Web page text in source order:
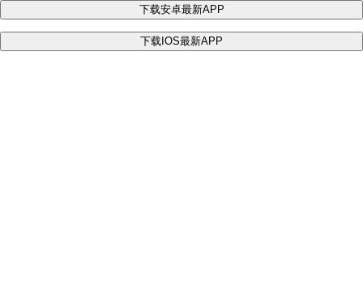
下载安卓最新APP
下载IOS最新APP